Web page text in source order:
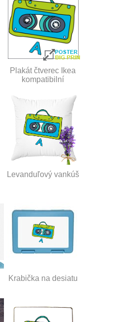
Plakát čtverec Ikea
kompatibilní
Levanduľový vankúš
Krabička na desiatu